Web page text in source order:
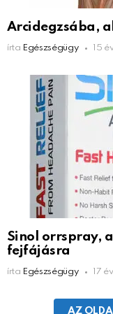
Arcidegzsába,
írta Egészségügy 15
Sinol orrspray,
fejfájásra
írta Egészségügy 17
AZ